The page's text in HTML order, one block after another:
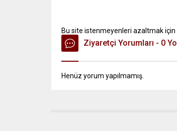
Bu site istenmeyenleri azaltmak için
Ziyaretçi Yorumları - 0
Henüz yorum yapılmamış.